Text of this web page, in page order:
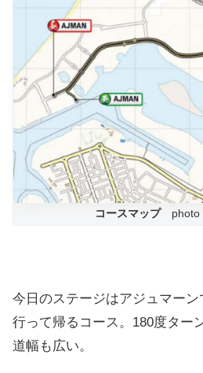
コースマップphoto
今日のステージはアジュマー
行って帰るコース。180度ター
道幅も広い。